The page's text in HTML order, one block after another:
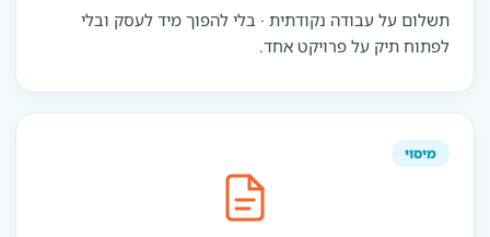
תשלום על עבודה נקודתית · בלי להפוך מיד לעסק ובלי
לפתוח תיק על פרויקט אחד.
מיסוי